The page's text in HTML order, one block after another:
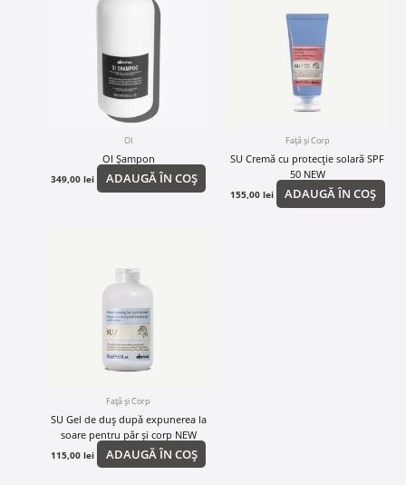
OI
OI Șampon
349,00lei ADAUGĂ ÎN COȘ
Față și Corp
SU Cremă cu protecție solară SPF
50 NEW
155,00 lei ADAUGĂ ÎN COȘ
Față și Corp
SU Gel de duș după expunerea la
soare pentru păr și corp NEW
115,00lei ADAUGĂ ÎN COȘ